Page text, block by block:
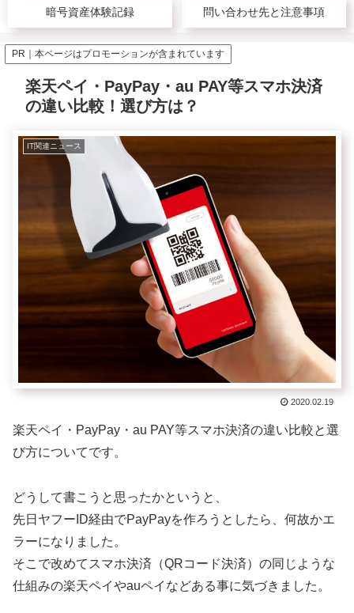
暗号資産体験記録 問い合わせ先と注意事項
PR｜本ページはプロモーションが含まれています
楽天ペイ・PayPay・au PAY等スマホ決済
の違い比較！選び方は？
IT関連ニュース
2020.02.19
楽天ペイ・PayPay・au PAY等スマホ決済の違い比較と選
び方についてです。
どうして書こうと思ったかというと、
先日ヤフーID経由でPayPayを作ろうとしたら、何故かエ
ラーになりました。
そこで改めてスマホ決済（QRコード決済）の同じような
仕組みの楽天ペイやauペイなどある事に気づきました。